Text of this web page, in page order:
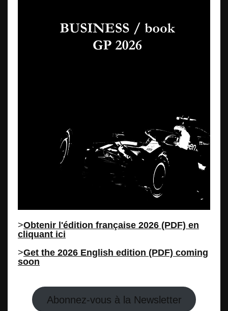
>Obtenir l'édition française 2026 (PDF) en
cliquant ici
>Get the 2026 English edition (PDF) coming
soon
Abonnez-vous à la Newsletter